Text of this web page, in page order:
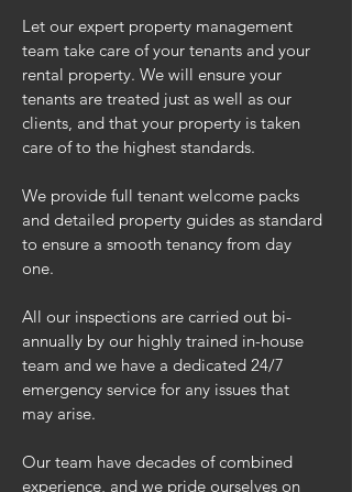
Let our expert property management
team take care of your tenants and your
rental property. We will ensure your
tenants are treated just as well as our
clients, and that your property is taken
care of to the highest standards.
We provide full tenant welcome packs
and detailed property guides as standard
to ensure a smooth tenancy from day
one.
All our inspections are carried out bi-
annually by our highly trained in-house
team and we have a dedicated 24/7
emergency service for any issues that
may arise.
Our team have decades of combined
experience, and we pride ourselves on